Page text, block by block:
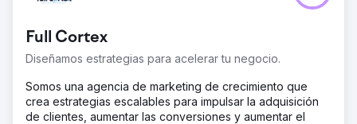
Full Cortex
Diseñamos estrategias para acelerar tu negocio.
Somos una agencia de marketing de crecimiento que
crea estrategias escalables para impulsar la adquisición
de clientes, aumentar las conversiones y aumentar el